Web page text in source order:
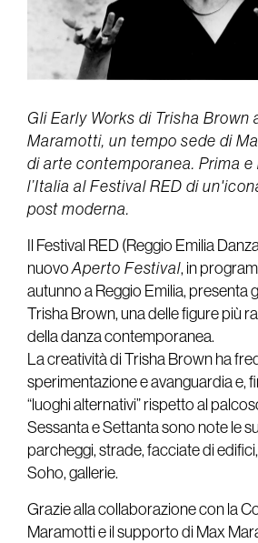
Gli Early Works di Trisha Brown
Maramotti, un tempo sede di
di arte contemporanea. Prima
l’Italia al Festival RED di
post moderna.
Il Festival RED (Reggio Emilia
nuovoAperto Festival, in
autunno a Reggio Emilia, presenta
Trisha Brown, una delle figure più
della danza contemporanea.
La creatività di Trisha Brown ha
sperimentazione e avanguardia e,
“luoghi alternativi” rispetto al
Sessanta e Settanta sono note le
parcheggi, strade, facciate di
Soho, gallerie.
Grazie alla collaborazione con la
Maramotti e il supporto di Max